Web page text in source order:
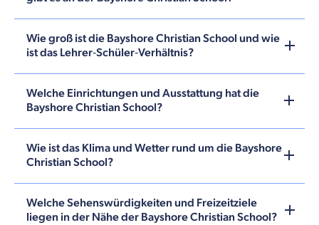
Wie groß ist die Bayshore Christian School und wie
ist das Lehrer‑Schüler‑Verhältnis?
Welche Einrichtungen und Ausstattung hat die
Bayshore Christian School?
Wie ist das Klima und Wetter rund um die Bayshore
Christian School?
Welche Sehenswürdigkeiten und Freizeitziele
liegen in der Nähe der Bayshore Christian School?